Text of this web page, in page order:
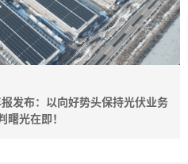
发布：以向好势头保持光伏业务
光在即！